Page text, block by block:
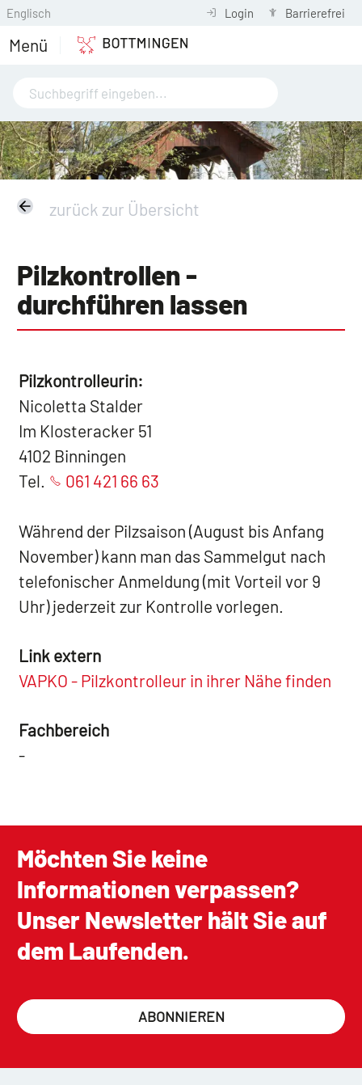
Englisch Login Barrierefrei
Menü
zurück zur Übersicht
Pilzkontrollen -
durchführen lassen
Pilzkontrolleurin:
Nicoletta Stalder
Im Klosteracker 51
4102 Binningen
Tel.
061 421 66 63
Während der Pilzsaison (August bis Anfang
November) kann man das Sammelgut nach
telefonischer Anmeldung (mit Vorteil vor 9
Uhr) jederzeit zur Kontrolle vorlegen.
Link extern
VAPKO - Pilzkontrolleur in ihrer Nähe finden
Fachbereich
-
Möchten Sie keine
Informationen verpassen?
Unser Newsletter hält Sie auf
dem Laufenden.
ABONNIEREN